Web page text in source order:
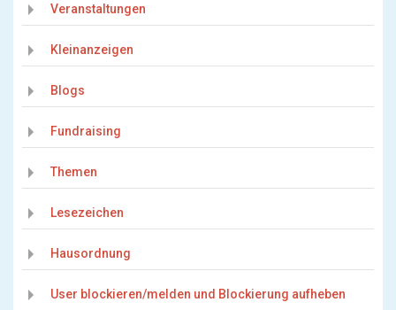
Veranstaltungen
Kleinanzeigen
Blogs
Fundraising
Themen
Lesezeichen
Hausordnung
User blockieren/melden und Blockierung aufheben